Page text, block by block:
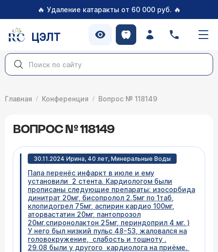
🔥 Удаление катаракты от 60 000 руб. 🔥
ЦЭЛТ
Главная Конференция Вопрос № 118149
ВОПРОС № 118149
30.11.2024 Ирина, 40 лет, Минеральные Воды
Папа перенёс инфаркт в июле и ему
установили 2 стента. Кардиологом были
прописаны следующие препараты: изосорбида
динитрат 20мг, бисопролол 2.5мг по 1таб,
клопидогрел 75мг, аспирин кардио 100мг,
аторвастатин 20мг, пантопрозол
20мг,спиронолактон 25мг, периндоприл 4 мг. )
У него был низкий пульс 48-53, жаловался на
головокружение, слабость и тошноту .
29.08 были у другого кардиолога на приёме.